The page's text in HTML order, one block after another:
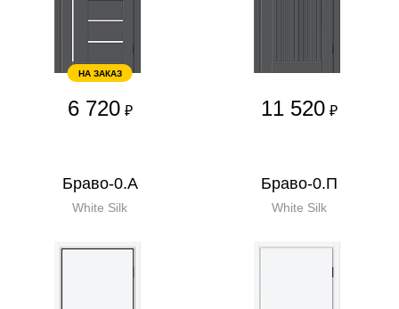
НА ЗАКАЗ
6 720 ₽ 11 520 ₽
Браво-0.А
White Silk
Браво-0.П
White Silk